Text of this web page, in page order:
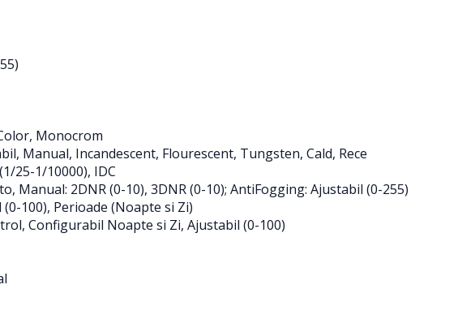
Monocrom
Manual, Incandescent, Flourescent, Tungsten, Cald, Rece
25-1/10000), IDC
Manual: 2DNR (0-10), 3DNR (0-10); AntiFogging: Ajustabil (0-255)
100), Perioade (Noapte si Zi)
Configurabil Noapte si Zi, Ajustabil (0-100)